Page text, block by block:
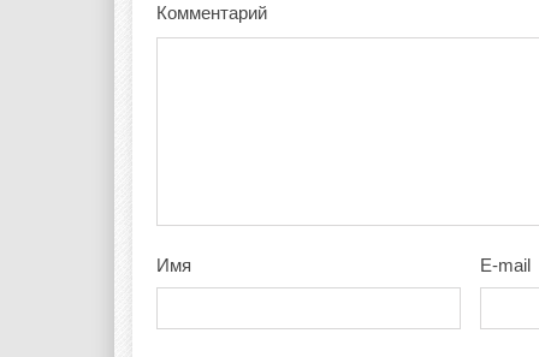
Комментарий
Имя E-mail